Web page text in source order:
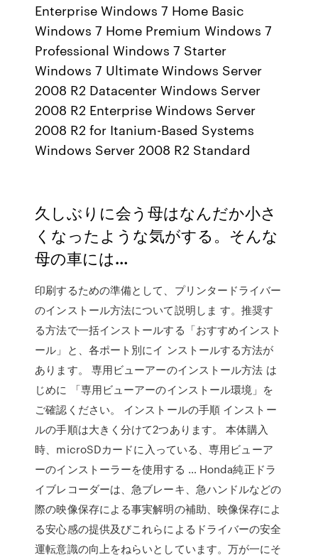
Enterprise Windows 7 Home Basic
Windows 7 Home Premium Windows 7
Professional Windows 7 Starter
Windows 7 Ultimate Windows Server
2008 R2 Datacenter Windows Server
2008 R2 Enterprise Windows Server
2008 R2 for Itanium-Based Systems
Windows Server 2008 R2 Standard
久しぶりに会う母はなんだか小さ
くなったような気がする。そんな
母の車には…
印刷するための準備として、プリンタードライバー
のインストール方法について説明しま す。推奨す
る方法で一括インストールする「おすすめインスト
ール」と、各ポート別にイ ンストールする方法が
あります。 専用ビューアーのインストール方法 は
じめに 「専用ビューアーのインストール環境」を
ご確認ください。 インストールの手順 インストー
ルの手順は大きく分けて2つあります。 本体購入
時、microSDカードに入っている、専用ビューア
ーのインストーラーを使用する … Honda純正ドラ
イブレコーダーは、急ブレーキ、急ハンドルなどの
際の映像保存による事実解明の補助、映像保存によ
る安心感の提供及びこれらによるドライバーの安全
運転意識の向上をねらいとしています。万が一にそ